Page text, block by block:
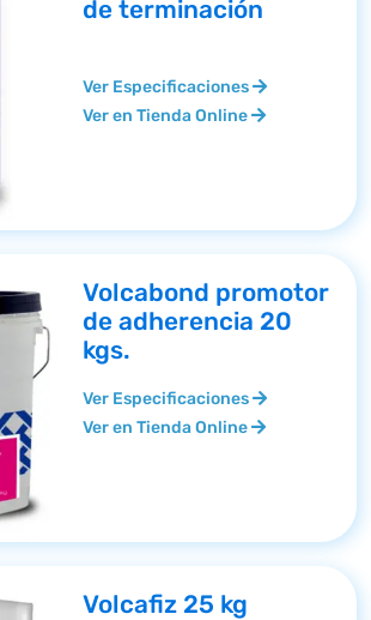
de terminación
Ver Especificaciones
Ver en Tienda Online
Volcabond promotor
de adherencia 20
kgs.
Ver Especificaciones
Ver en Tienda Online
Volcafiz 25 kg